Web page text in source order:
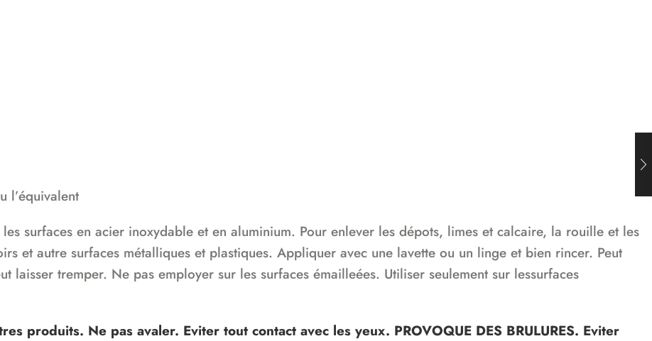
l’équivalent
surfaces en acier inoxydable et en aluminium. Pour enlever les dépots, limes et calcaire, la rouille et les
et autre surfaces métalliques et plastiques. Appliquer avec une lavette ou un linge et bien rincer. Peut
laisser tremper. Ne pas employer sur les surfaces émailleées. Utiliser seulement sur lessurfaces
produits. Ne pas avaler. Eviter tout contact avec les yeux. PROVOQUE DES BRULURES. Eviter